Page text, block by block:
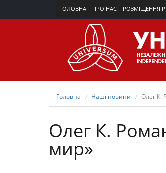
ГОЛОВНА ПРО НАС РОЗМІЩЕННЯ
Головна Наші новини Олег К.
Олег К.
мир»